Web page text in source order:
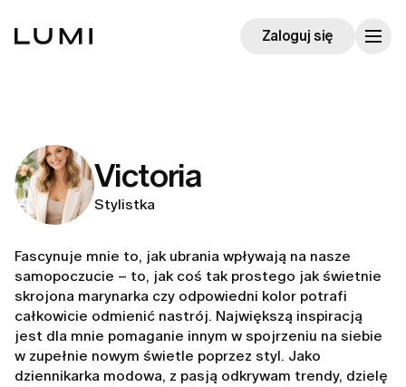
Zaloguj się
Victoria
Stylistka
Fascynuje mnie to, jak ubrania wpływają na nasze
samopoczucie – to, jak coś tak prostego jak świetnie
skrojona marynarka czy odpowiedni kolor potrafi
całkowicie odmienić nastrój. Największą inspiracją
jest dla mnie pomaganie innym w spojrzeniu na siebie
w zupełnie nowym świetle poprzez styl. Jako
dziennikarka modowa, z pasją odkrywam trendy, dzielę